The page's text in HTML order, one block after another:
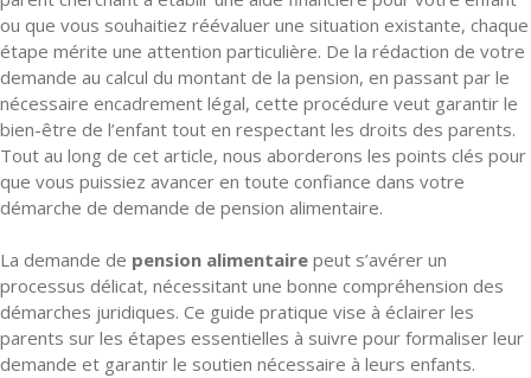
ou que vous souhaitiez réévaluer une situation existante, chaque
étape mérite une attention particulière. De la rédaction de votre
demande au calcul du montant de la pension, en passant par le
nécessaire encadrement légal, cette procédure veut garantir le
bien-être de l’enfant tout en respectant les droits des parents.
Tout au long de cet article, nous aborderons les points clés pour
que vous puissiez avancer en toute confiance dans votre
démarche de demande de pension alimentaire.
La demande de pension alimentaire peut s’avérer un
processus délicat, nécessitant une bonne compréhension des
démarches juridiques. Ce guide pratique vise à éclairer les
parents sur les étapes essentielles à suivre pour formaliser leur
demande et garantir le soutien nécessaire à leurs enfants.